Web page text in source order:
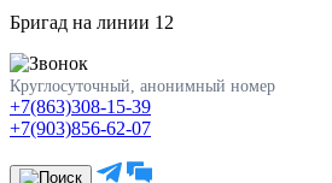
Бригад на линии 12
Круглосуточный, анонимный номер
+7(863)308-15-39
+7(903)856-62-07